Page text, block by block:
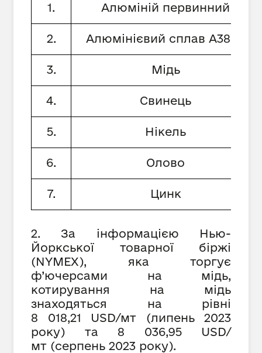
1. Алюміній первинний
2. Алюмінієвий сплав А380.1
3. Мідь
4. Свинець
5. Нікель
6. Олово
7. Цинк
2. За інформацією Нью-
Йоркської товарної біржі
(NYMEX), яка торгує
ф’ючерсами на мідь,
котирування на мідь
знаходяться на рівні
8 018,21 USD/мт (липень 2023
року) та 8 036,95 USD/
мт (серпень 2023 року).